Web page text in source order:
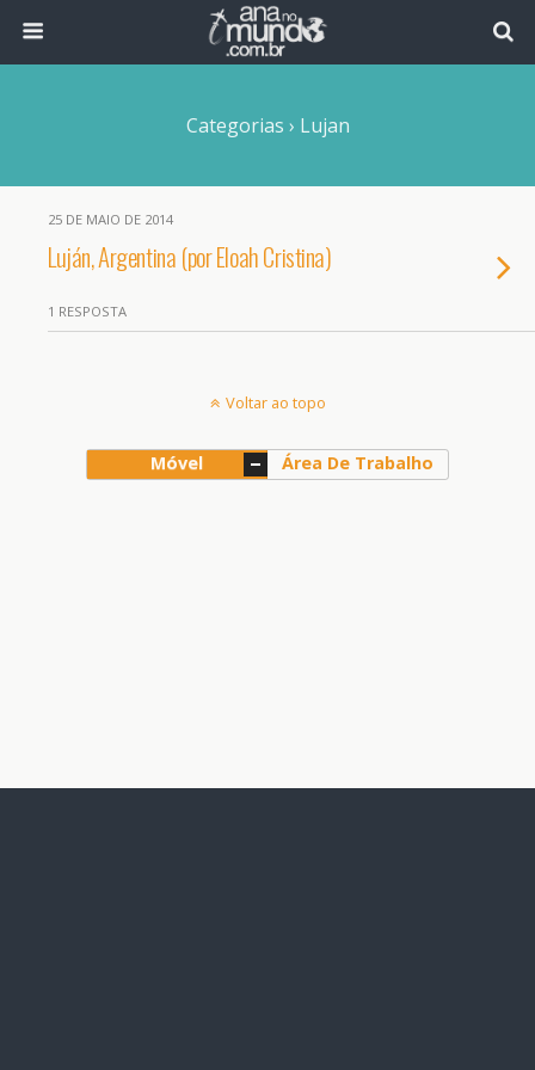
Categorias › Lujan
25 DE MAIO DE 2014
Luján, Argentina (por Eloah Cristina)
1 RESPOSTA
Voltar ao topo
Móvel Área De Trabalho